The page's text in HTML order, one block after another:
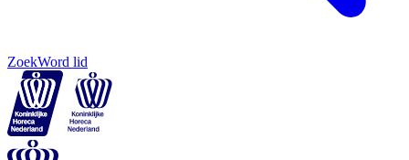
ZoekWord lid